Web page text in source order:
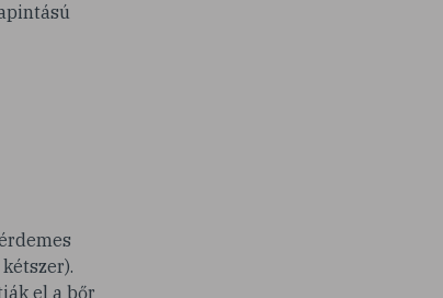
el a bőr